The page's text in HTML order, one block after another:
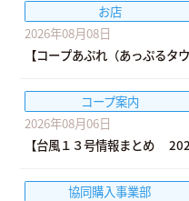
お店
2026年08月08日
【コープあぷれ（あっぷるタ
コープ案内
2026年08月06日
【台風１３号情報まとめ
協同購入事業部